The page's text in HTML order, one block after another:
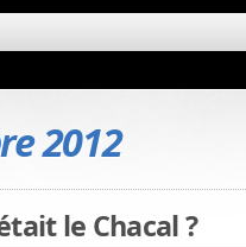
2012
le Chacal ?